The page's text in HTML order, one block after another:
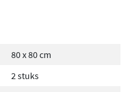
keramiek
80 x 80 cm
2 stuks